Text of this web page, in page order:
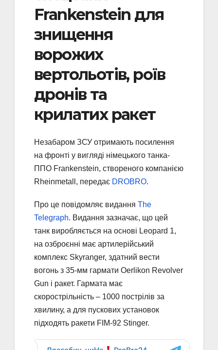
Frankenstein для
знищення
ворожих
вертольотів, роїв
дронів та
крилатих ракет
Незабаром ЗСУ отримають посилення
на фронті у вигляді німецького танка-
ППО Frankenstein, створеного компанією
Rheinmetall, передає DROBRO.
Про це повідомляє видання The
Telegraph. Видання зазначає, що цей
танк виробляється на основі Leopard 1,
на озброєнні має артилерійський
комплекс Skyranger, здатний вести
вогонь з 35-мм гармати Oerlikon Revolver
Gun і ракет. Гармата має
скорострільність – 1000 пострілів за
хвилину, а для пускових установок
підходять ракети FIM-92 Stinger.